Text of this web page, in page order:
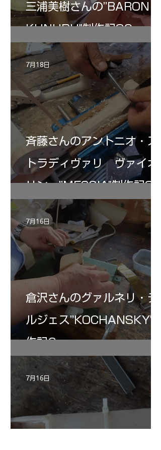
三浦美樹さんの”BARON・
KUNUPU"制作記30
斉藤さんのアントニオ・ス
トラディヴァリ ヴァイオ
リン ”MESSIA"制作記32
7月18日
倉沢さんのグァルネリ・デ
ルジェス”KOCHANSKY"制
作記6
7月16日
7月16日